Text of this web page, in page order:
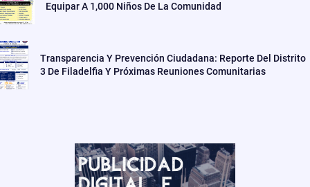
Equipar A 1,000 Niños De La Comunidad
Transparencia Y Prevención Ciudadana: Reporte Del Distrito
3 De Filadelfia Y Próximas Reuniones Comunitarias